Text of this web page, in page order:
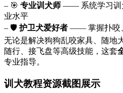
– 🎯 专业训犬师 —— 系统学习训
业水平
– 🛡️ 护卫犬爱好者 —— 掌握扑咬
无论是解决狗狗乱咬家具、随地
随行、接飞盘等高级技能，这套
专业指导。
训犬教程资源截图展示